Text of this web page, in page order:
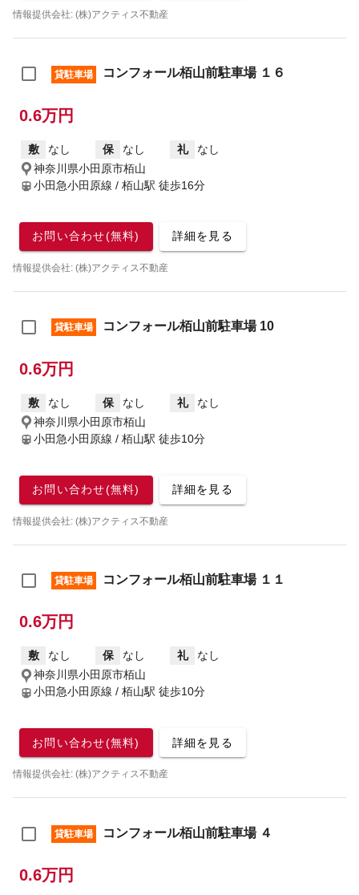
情報提供会社: (株)アクティス不動産
貸駐車場 コンフォール栢山前駐車場 １６
0.6万円
敷 なし 保 なし 礼
なし
神奈川県小田原市栢山
小田急小田原線 / 栢山駅 徒歩16分
お問い合わせ(無料) 詳細を見る
情報提供会社: (株)アクティス不動産
貸駐車場 コンフォール栢山前駐車場 10
0.6万円
敷 なし 保 なし 礼
なし
神奈川県小田原市栢山
小田急小田原線 / 栢山駅 徒歩10分
お問い合わせ(無料) 詳細を見る
情報提供会社: (株)アクティス不動産
貸駐車場 コンフォール栢山前駐車場 １１
0.6万円
敷 なし 保 なし 礼
なし
神奈川県小田原市栢山
小田急小田原線 / 栢山駅 徒歩10分
お問い合わせ(無料) 詳細を見る
情報提供会社: (株)アクティス不動産
貸駐車場 コンフォール栢山前駐車場 ４
0.6万円